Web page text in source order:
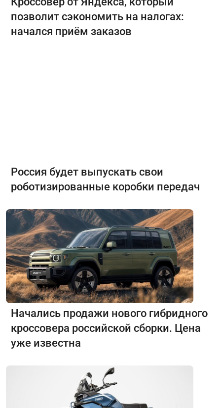
позволит сэкономить на налогах:
начался приём заказов
Россия будет выпускать свои
роботизированные коробки передач
Начались продажи нового гибридного
кроссовера российской сборки. Цена
уже известна